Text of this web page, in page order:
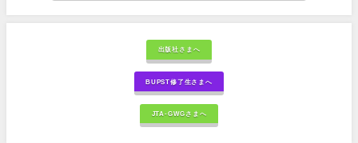
出版社さまへ
BUPST修了生さまへ
JTA-GWGさまへ